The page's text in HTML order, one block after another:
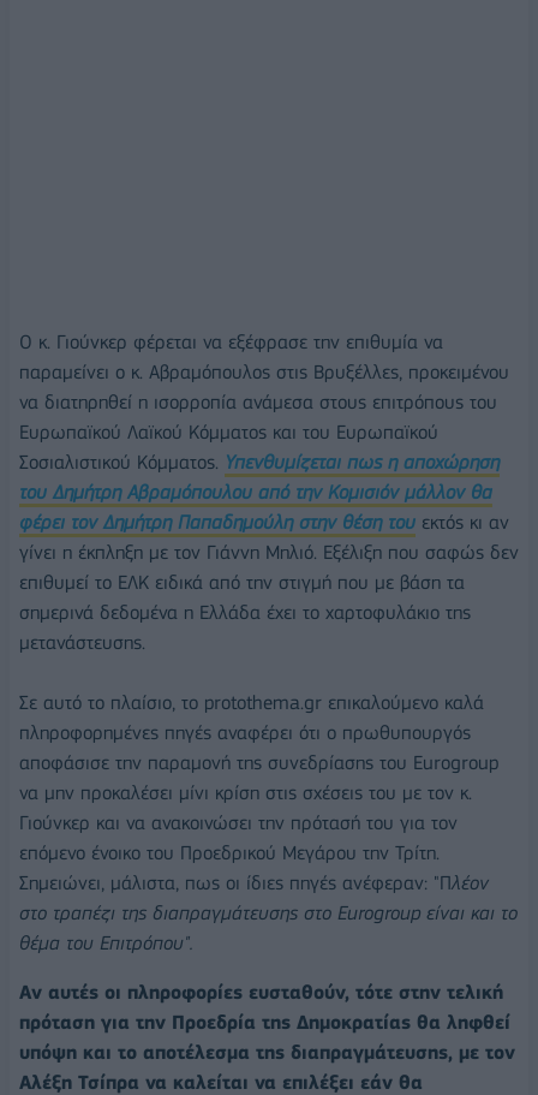
Ο κ. Γιούνκερ φέρεται να εξέφρασε την επιθυμία να
παραμείνει ο κ. Αβραμόπουλος στις Βρυξέλλες, προκειμένου
να διατηρηθεί η ισορροπία ανάμεσα στους επιτρόπους του
Ευρωπαϊκού Λαϊκού Κόμματος και του Ευρωπαϊκού
Σοσιαλιστικού Κόμματος. Υπενθυμίζεται πως η αποχώρηση
του Δημήτρη Αβραμόπουλου από την Κομισιόν μάλλον θα
φέρει τον Δημήτρη Παπαδημούλη στην θέση του εκτός κι αν
γίνει η έκπληξη με τον Γιάννη Μηλιό. Εξέλιξη που σαφώς δεν
επιθυμεί το ΕΛΚ ειδικά από την στιγμή που με βάση τα
σημερινά δεδομένα η Ελλάδα έχει το χαρτοφυλάκιο της
μετανάστευσης.
Σε αυτό το πλαίσιο, το protothema.gr επικαλούμενο καλά
πληροφορημένες πηγές αναφέρει ότι ο πρωθυπουργός
αποφάσισε την παραμονή της συνεδρίασης του Eurogroup
να μην προκαλέσει μίνι κρίση στις σχέσεις του με τον κ.
Γιούνκερ και να ανακοινώσει την πρότασή του για τον
επόμενο ένοικο του Προεδρικού Μεγάρου την Τρίτη.
Σημειώνει, μάλιστα, πως οι ίδιες πηγές ανέφεραν: "Πλέον
στο τραπέζι της διαπραγμάτευσης στο Eurogroup είναι και το
θέμα του Επιτρόπου".
Αν αυτές οι πληροφορίες ευσταθούν, τότε στην τελική
πρόταση για την Προεδρία της Δημοκρατίας θα ληφθεί
υπόψη και το αποτέλεσμα της διαπραγμάτευσης, με τον
Αλέξη Τσίπρα να καλείται να επιλέξει εάν θα